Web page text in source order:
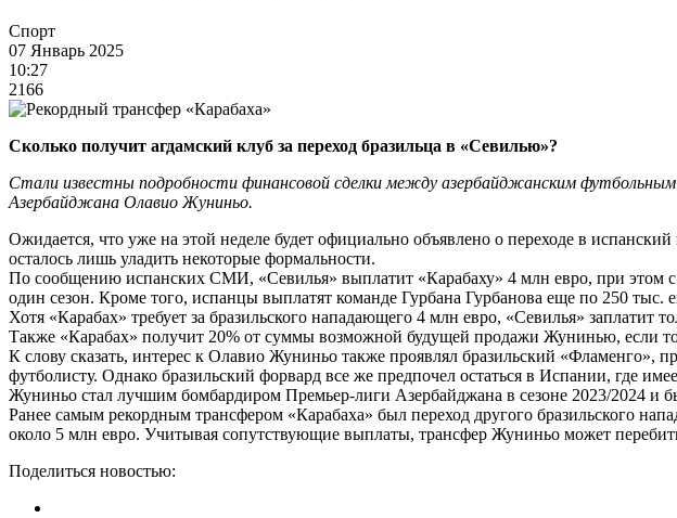
Спорт
07 Январь 2025
10:27
2166
Сколько получит агдамский клуб за переход бразильца в «Севилью»?
Стали известны подробности финансовой сделки между азербайджанским футбольным
Азербайджана Олавио Жуниньо.
Ожидается, что уже на этой неделе будет официально объявлено о переходе в
осталось лишь уладить некоторые формальности.
По сообщению испанских СМИ, «Севилья» выплатит «Карабаху» 4 млн евро, при этом с
один сезон. Кроме того, испанцы выплатят команде Гурбана Гурбанова еще по 250
Хотя «Карабах» требует за бразильского нападающего 4 млн евро, «Севилья»
Также «Карабах» получит 20% от суммы возможной будущей продажи Жунинью, если
К слову сказать, интерес к Олавио Жуниньо также проявлял бразильский «Фламенго»,
футболисту. Однако бразильский форвард все же предпочел остаться в Испании, где
Жуниньо стал лучшим бомбардиром Премьер-лиги Азербайджана в сезоне 2023/2024 и
Ранее самым рекордным трансфером «Карабаха» был переход другого бразильского
около 5 млн евро. Учитывая сопутствующие выплаты, трансфер Жуниньо может
Поделиться новостью: